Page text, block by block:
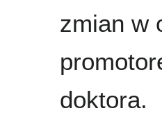
zmian w
doktora.